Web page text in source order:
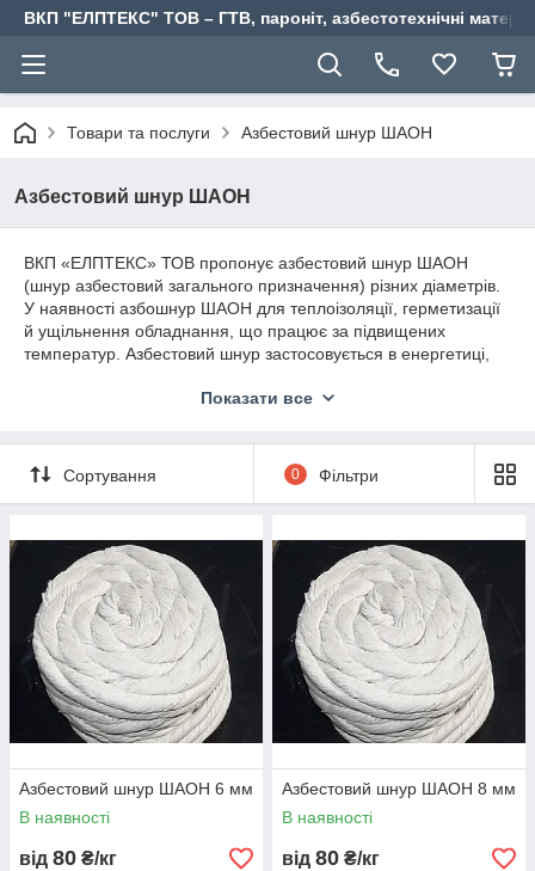
ВКП "ЕЛПТЕКС" ТОВ – ГТВ, пароніт, азбестотехнічні
Товари та послуги Азбестовий шнур ШАОН
Азбестовий шнур ШАОН
ВКП «ЕЛПТЕКС» ТОВ пропонує азбестовий шнур ШАОН
(шнур азбестовий загального призначення) різних діаметрів.
У наявності азбошнур ШАОН для теплоізоляції, герметизації
й ущільнення обладнання, що працює за підвищених
температур. Азбестовий шнур застосовується в енергетиці,
час монтажу та ремонту печей, котлів і димоходів.
Показати все
Сортування 0 Фільтри
Азбестовий шнур ШАОН 6 мм
В наявності
від 80 ₴/кг
Азбестовий шнур ШАОН 8 мм
В наявності
від 80 ₴/кг